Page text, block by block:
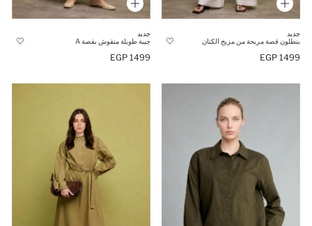
جديد
بنطلون قصة مريحة من مزيج الكتان
1499 EGP
جديد
جيبة طويلة منقوش بقصة A
1499 EGP